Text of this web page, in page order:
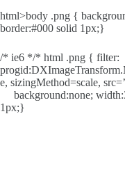
html>body .png {
border:#000 solid 1px;}
/* ie6 */* html .png { filter:
e, sizingMethod=scale,
background:none;
1px;}